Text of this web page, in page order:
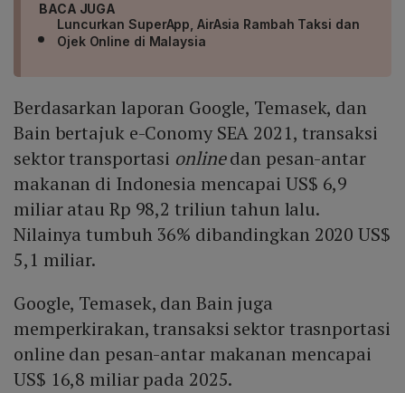
BACA JUGA
Luncurkan SuperApp, AirAsia Rambah Taksi dan
Ojek Online di Malaysia
Berdasarkan laporan Google, Temasek, dan
Bain bertajuk e-Conomy SEA 2021, transaksi
sektor transportasi onlinedan pesan-antar
makanan di Indonesia mencapai US$ 6,9
miliar atau Rp 98,2 triliun tahun lalu.
Nilainya tumbuh 36% dibandingkan 2020 US$
5,1 miliar.
Google, Temasek, dan Bain juga
memperkirakan, transaksi sektor trasnportasi
online dan pesan-antar makanan mencapai
US$ 16,8 miliar pada 2025.